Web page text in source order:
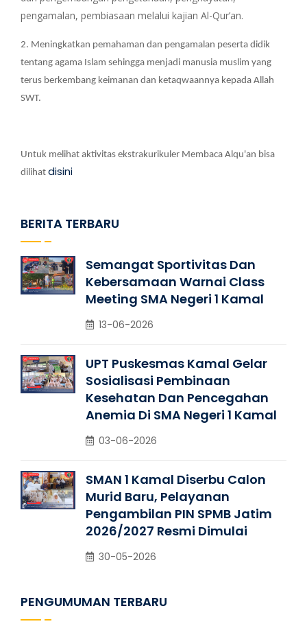
pengamalan, pembiasaan melalui kajian Al-Qur’an.
2. Meningkatkan pemahaman dan pengamalan peserta didik
tentang agama Islam sehingga menjadi manusia muslim yang
terus berkembang keimanan dan ketaqwaannya kepada Allah
SWT.
Untuk melihat aktivitas ekstrakurikuler Membaca Alqu'an bisa
dilihat disini
BERITA TERBARU
Semangat Sportivitas Dan
Kebersamaan Warnai Class
Meeting SMA Negeri 1 Kamal
13-06-2026
UPT Puskesmas Kamal Gelar
Sosialisasi Pembinaan
Kesehatan Dan Pencegahan
Anemia Di SMA Negeri 1 Kamal
03-06-2026
SMAN 1 Kamal Diserbu Calon
Murid Baru, Pelayanan
Pengambilan PIN SPMB Jatim
2026/2027 Resmi Dimulai
30-05-2026
PENGUMUMAN TERBARU